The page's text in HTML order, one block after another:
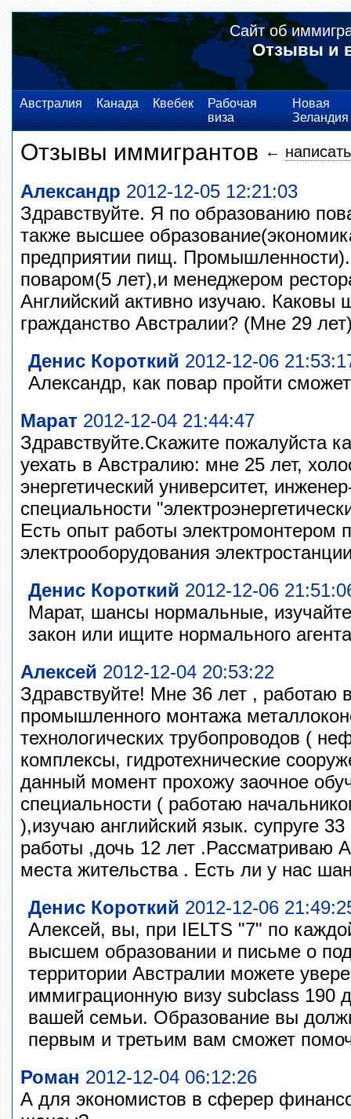
Сайт об
Отзывы и
Австралия Канада Квебек
Рабочая
виза
Новая
Зеландия
Отзывы иммигрантов ←
Александр 2012-12-05 12:21:03
Здравствуйте. Я по образованию
также высшее
предприятии пищ.
поваром(5 лет),и менеджером
Английский активно изучаю. Каковы
гражданство Австралии? (Мне 29
Денис Короткий 2012-12-06
Александр, как повар пройти
Марат 2012-12-04 21:44:47
Здравствуйте.Скажите пожалуйста
уехать в Австралию: мне 25 лет,
энергетический университет,
специальности
Есть опыт работы электромонтером
электрооборудования
Денис Короткий 2012-12-06
Марат, шансы нормальные,
закон или ищите нормального
Алексей 2012-12-04 20:53:22
Здравствуйте! Мне 36 лет , работаю
промышленного монтажа
технологических трубопроводов (
комплексы, гидротехнические
данный момент прохожу заочное
специальности ( работаю
),изучаю английский язык. супруге
работы ,дочь 12 лет .Рассматриваю
места жительства . Есть ли у нас
Денис Короткий 2012-12-06
Алексей, вы, при IELTS "7" по
высшем образовании и письме о
территории Австралии можете
иммиграционную визу subclass 190
вашей семьи. Образование вы
первым и третьим вам сможет
Роман 2012-12-04 06:12:26
А для экономистов в сферер